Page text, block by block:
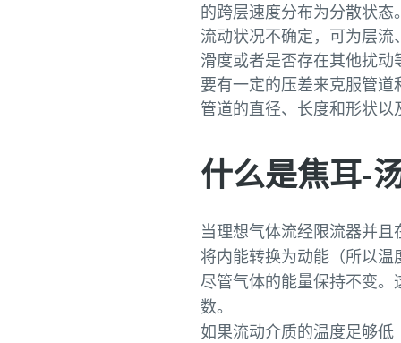
的跨层速度分布为分散状态
流动状况不确定，可为层
滑度或者是否存在其他扰
要有一定的压差来克服管
管道的直径、长度和形状
什么是焦耳-
当理想气体流经限流器并
将内能转换为动能（所以
尽管气体的能量保持不变
数。
如果流动介质的温度足够低